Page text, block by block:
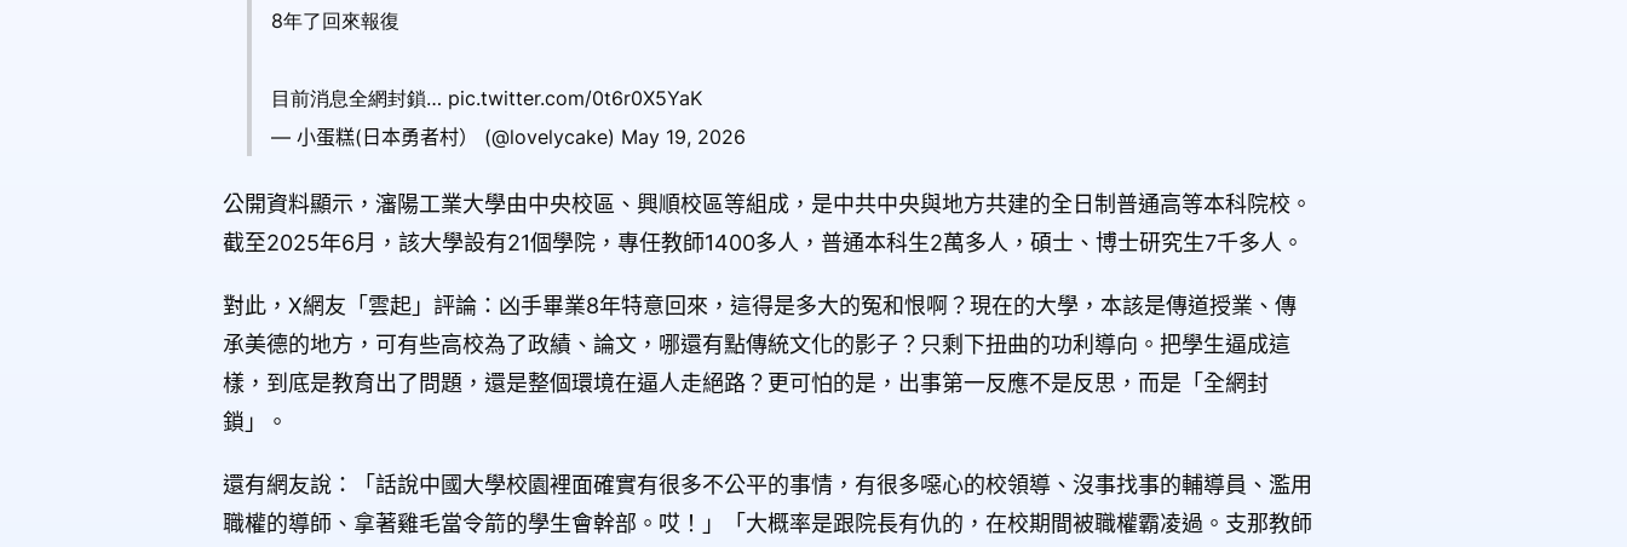
8年了回來報復
目前消息全網封鎖… pic.twitter.com/0t6r0X5YaK
— 小蛋糕(日本勇者村） (@lovelycake) May 19, 2026
公開資料顯示，瀋陽工業大學由中央校區、興順校區等組成，是中共中央與地方共建的全日制普通高等本科院校。
截至2025年6月，該大學設有21個學院，專任教師1400多人，普通本科生2萬多人，碩士、博士研究生7千多人。
對此，X網友「雲起」評論：凶手畢業8年特意回來，這得是多大的冤和恨啊？現在的大學，本該是傳道授業、傳
承美德的地方，可有些高校為了政績、論文，哪還有點傳統文化的影子？只剩下扭曲的功利導向。把學生逼成這
樣，到底是教育出了問題，還是整個環境在逼人走絕路？更可怕的是，出事第一反應不是反思，而是「全網封
鎖」。
還有網友說：「話說中國大學校園裡面確實有很多不公平的事情，有很多噁心的校領導、沒事找事的輔導員、濫用
職權的導師、拿著雞毛當令箭的學生會幹部。哎！」「大概率是跟院長有仇的，在校期間被職權霸凌過。支那教師